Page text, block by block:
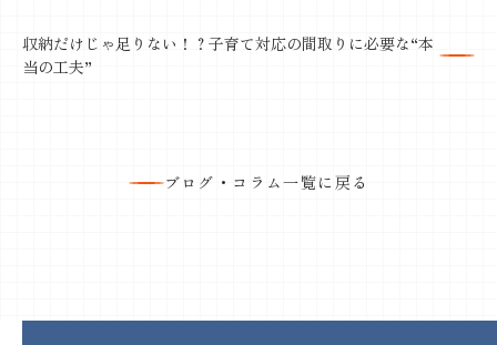
収納だけじゃ足りない！？子育て対応の間取りに必要な“本
当の工夫”
ブログ・コラム一覧に戻る